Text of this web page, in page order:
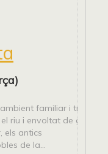
familiar i tranquil.
riu i envoltat de grans
els antics
de la...